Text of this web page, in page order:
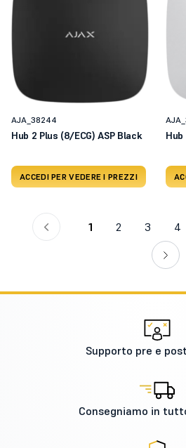
AJA_38244
Hub 2 Plus (8/ECG) ASP Black
ACCEDI PER VEDERE I PREZZI
Hub
1 2 3 4
Supporto pre e
Consegniamo in